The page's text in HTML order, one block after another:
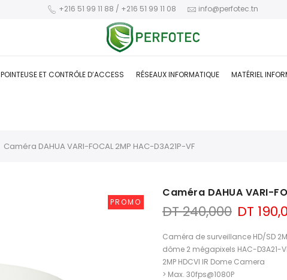
+216 51 99 11 88 / +216 51 99 11 08 info@perfotec.tn
POINTEUSE ET CONTRÔLE D’ACCESS RÉSEAUX INFORMATIQUE MATÉRIEL
Caméra DAHUA VARI-FOCAL 2MP HAC-D3A21P-VF
PROMO
Caméra DAHUA VARI-
DT240,000 Le
initial
était :
DT
DT
Caméra de surveillance HD/SD
dôme 2 mégapixels HAC-D3A21-
2MP HDCVI IR Dome Camera
> Max. 30fps@1080P